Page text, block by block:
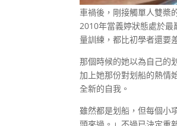
車禍後，剛接觸單人雙槳
2010年當義婷狀態處於
量訓練，都比初學者還要
那個時候的她以為自己的
加上她那份對划船的熱情
全新的自我。
雖然都是划船，但每個小